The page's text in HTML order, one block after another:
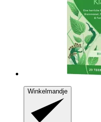
Winkelmandje